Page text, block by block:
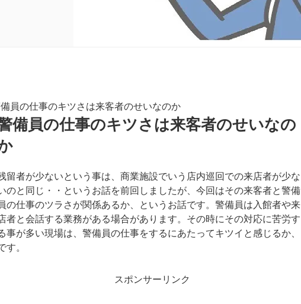
員の仕事のキツさは来客者のせいなのか
備員の仕事のキツさは来客者のせいなの
留者が少ないという事は、商業施設でいう店内巡回での来店者が少な
のと同じ・・というお話を前回しましたが、今回はその来客者と警備
の仕事のツラさが関係あるか、というお話です。警備員は入館者や来
者と会話する業務がある場合があります。その時にその対応に苦労す
事が多い現場は、警備員の仕事をするにあたってキツイと感じるか、
す。
スポンサーリンク